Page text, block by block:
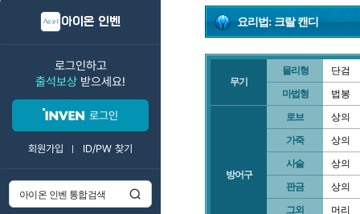
아이온 인벤
로그인하고
출석보상 받으세요!
로그인
회원가입 ID/PW 찾기
요리법: 크랄 캔디
무기
물리형 단검
마법형 법봉
방어구
로브 상의
가죽 상의
사슬 상의
판금 상의
그외 머리